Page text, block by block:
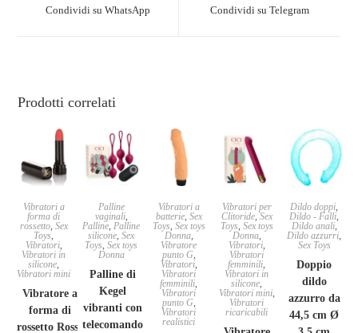
Condividi su WhatsApp Condividi su Telegram
Prodotti correlati
Vibratori a
forma di
rossetto, Sex
Toys
Vibratori,
Vibratori in
silicone
Vibratori mini
Vibratore a
forma di
rossetto Rosso
Palline
vaginali,
Palline Palline
silicone ,Sex
Toys ,Sex toys
Donna
Palline di
Kegel
vibranti con
telecomando
Vibratori a
batterie, Sex
Toys Sex toys
Donna,
Vibratore
punto G
Vibratori,
Vibratori
femminili
Vibratori
punto G
Vibratori
realistici
Vibratori per
Clitoride,Sex
Toys Sex toys
Donna,
Vibratori,
Vibratori
femminili
Vibratori in
silicone
Vibratori mini,
Vibratori
ricaricabili
Dildo doppi
Dildo - Falli
Dildo anali,
Dildo azzurri
Sex Toys
Doppio
dildo
azzurro da
44,5 cm Ø